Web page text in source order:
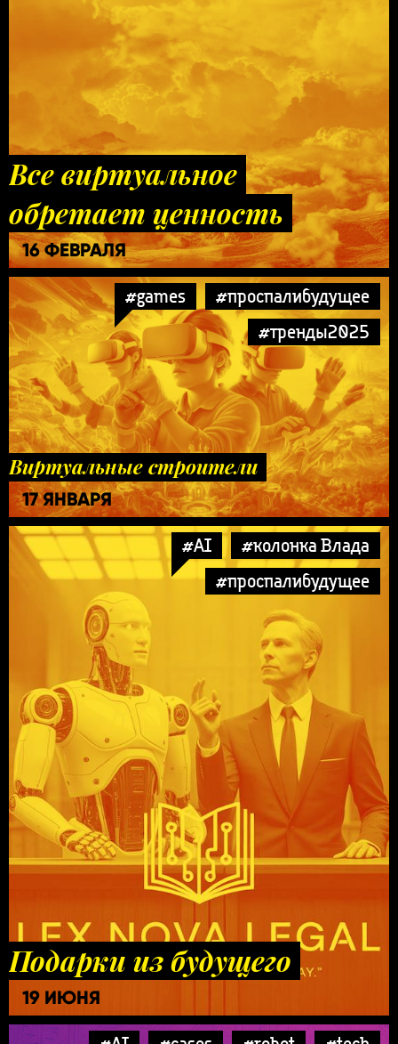
Все виртуальное
обретает ценность
16 ФЕВРАЛЯ
#games
#проспалибудущее
#тренды2025
Виртуальные строители
17 ЯНВАРЯ
#AI
#колонка Влада
#проспалибудущее
Подарки из будущего
19 ИЮНЯ